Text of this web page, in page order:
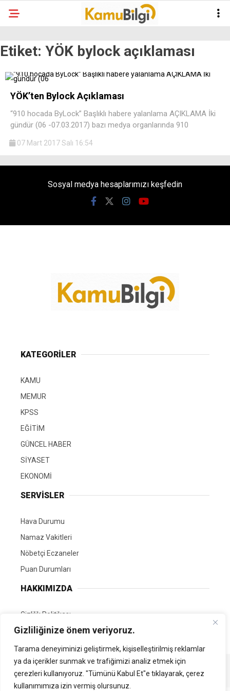
Gizliliğinize önem veriyoruz.
Tarama deneyiminizi geliştirmek, kişiselleştirilmiş reklamlar
ya da içerikler sunmak ve trafiğimizi analiz etmek için
çerezleri kullanıyoruz. "Tümünü Kabul Et"e tıklayarak, çerez
kullanımımıza izin vermiş olursunuz.
Etiket: YÖK bylock açıklaması
YÖK’ten Bylock Açıklaması
“910 hocada ByLock” Başlıklı habere yalanlama AÇIKLAMA İki
gündür (06 -07.03.2017) bazı medya organlarında 910
07 Mart 2017 Salı 16:54
Sosyal medya hesaplarımızı keşfedin
KATEGORİLER
KAMU
MEMUR
KPSS
EĞİTİM
GÜNCEL HABER
SİYASET
EKONOMİ
SERVİSLER
Hava Durumu
Namaz Vakitleri
Nöbetçi Eczaneler
Puan Durumları
HAKKIMIZDA
Gizlilik Politikası
GÖNÜLLÜ EDİTÖRÜMÜZ OL
Tüm Hakları Saklıdır. | Kamubilgi.com | 2026